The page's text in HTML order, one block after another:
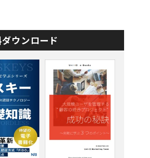
ウンロード